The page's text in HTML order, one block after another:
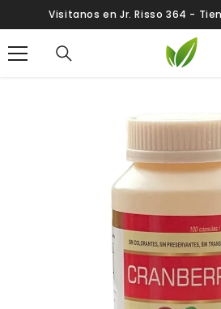
SALTAR AL CONTENIDO
Visitanos en Jr. Risso 364 -